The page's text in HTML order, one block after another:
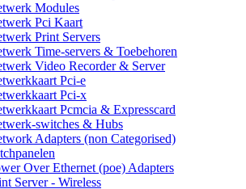
Modules
Pci Kaart
Print Servers
Time-servers & Toebehoren
Video Recorder & Server
Pci-e
Pci-x
Pcmcia & Expresscard
switches & Hubs
Adapters (non Categorised)
Over Ethernet (poe) Adapters
Server - Wireless